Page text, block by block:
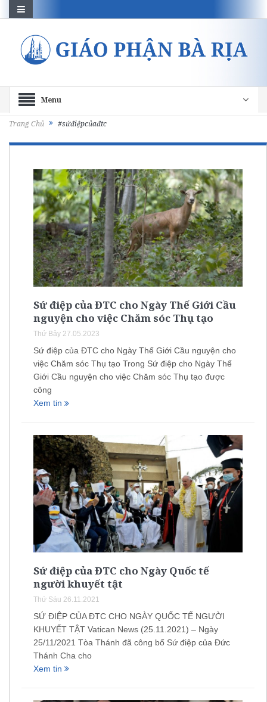
Menu
Trang Chủ #sứđiệpcủađtc
Sứ điệp của ĐTC cho Ngày Thế Giới Cầu
nguyện cho việc Chăm sóc Thụ tạo
Thứ Bảy 27.05.2023
Sứ điệp của ĐTC cho Ngày Thế Giới Cầu nguyện cho
việc Chăm sóc Thụ tạo Trong Sứ điệp cho Ngày Thế
Giới Cầu nguyện cho việc Chăm sóc Thụ tạo được
công
Xem tin
Sứ điệp của ĐTC cho Ngày Quốc tế
người khuyết tật
Thứ Sáu 26.11.2021
SỨ ĐIỆP CỦA ĐTC CHO NGÀY QUỐC TẾ NGƯỜI
KHUYẾT TẬT Vatican News (25.11.2021) – Ngày
25/11/2021 Tòa Thánh đã công bố Sứ điệp của Đức
Thánh Cha cho
Xem tin